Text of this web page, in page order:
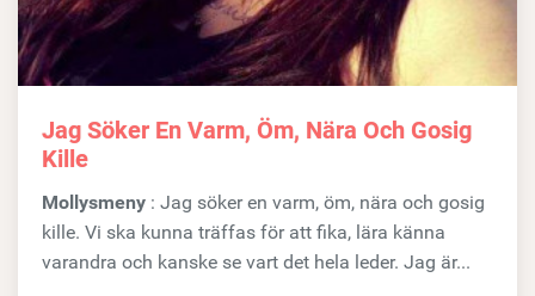
Jag Söker En Varm, Öm, Nära Och Gosig
Kille
Mollysmeny : Jag söker en varm, öm, nära och gosig
kille. Vi ska kunna träffas för att fika, lära känna
varandra och kanske se vart det hela leder. Jag är...